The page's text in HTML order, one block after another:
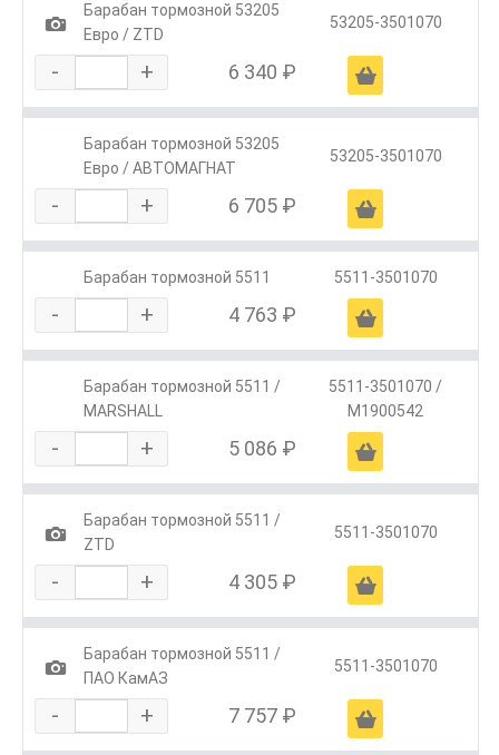
1
Барабан тормозной 53205
Евро / ZTD
53205-3501070
- + 6 340 ₽ Ä
Барабан тормозной 53205
Евро / АВТОМАГНАТ
53205-3501070
- + 6 705 ₽ Ä
Барабан тормозной 5511 5511-3501070
- + 4 763 ₽ Ä
Барабан тормозной 5511 /
MARSHALL
5511-3501070 /
M1900542
- + 5 086 ₽ Ä
1
Барабан тормозной 5511 /
ZTD
5511-3501070
- + 4 305 ₽ Ä
1
Барабан тормозной 5511 /
ПАО КамАЗ
5511-3501070
- + 7 757 ₽ Ä